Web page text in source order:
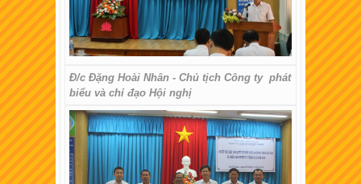
Đ/c Đặng Hoài Nhân - Chủ tịch Công ty phát
biểu và chỉ đạo Hội nghị